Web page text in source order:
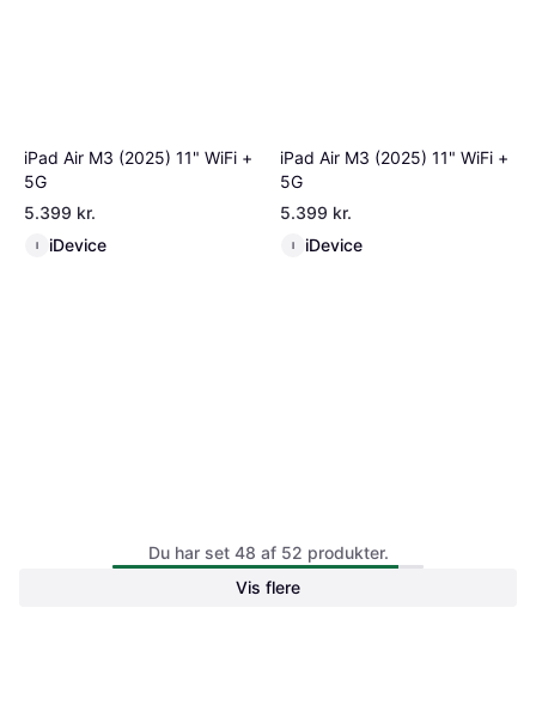
iPad Air M3 (2025) 11" WiFi +
5G
5.399 kr.
I iDevice
iPad Air M3 (2025) 11" WiFi +
5G
5.399 kr.
I iDevice
iPad Air M3 (2025) 11" WiFi +
iPad Air M3 (2025) 11" WiFi +
5G
5.399 kr.
Du har set 48 af 52 produkter.
Vis flere